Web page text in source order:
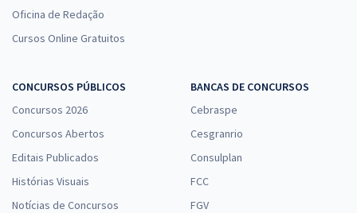
Oficina de Redação
Cursos Online Gratuitos
CONCURSOS PÚBLICOS
Concursos 2026
Concursos Abertos
Editais Publicados
Histórias Visuais
Notícias de Concursos
BANCAS DE CONCURSOS
Cebraspe
Cesgranrio
Consulplan
FCC
FGV